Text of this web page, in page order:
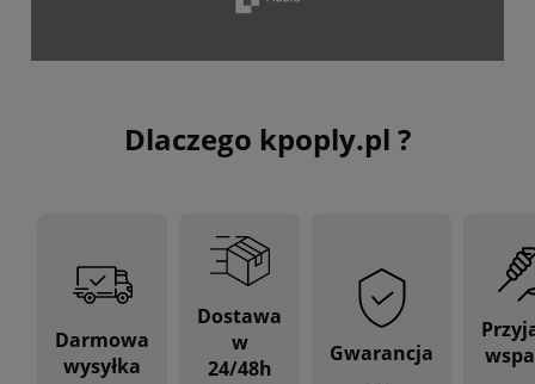
Dlaczego kpoply.pl ?
Darmowa
wysyłka
Dostawa
w
24/48h
Gwarancja